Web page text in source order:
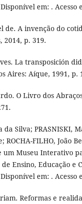
em: . Acesso
de. A invenção do
2014, p. 319.
La transposición
Aires: Aíque, 1991, p.
O Livro dos
da Silva; PRASNISKI,
ROCHA-FILHO, João
um Museu Interativo
Ensino, Educação e
em: . Acesso
Reformas e